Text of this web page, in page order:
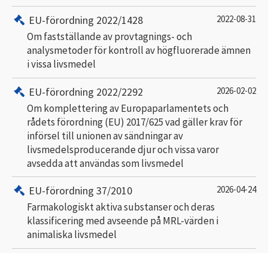
EU-förordning 2022/1428 2022-08-31
Om fastställande av provtagnings- och
analysmetoder för kontroll av högfluorerade ämnen
i vissa livsmedel
EU-förordning 2022/2292 2026-02-02
Om komplettering av Europaparlamentets och
rådets förordning (EU) 2017/625 vad gäller krav för
införsel till unionen av sändningar av
livsmedelsproducerande djur och vissa varor
avsedda att användas som livsmedel
EU-förordning 37/2010 2026-04-24
Farmakologiskt aktiva substanser och deras
klassificering med avseende på MRL-värden i
animaliska livsmedel